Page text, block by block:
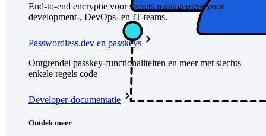
End-to-end encryptie voor secrets management voor
development-, DevOps- en IT-teams.
Passwordless.dev en passkeys
Ontgrendel passkey-functionaliteiten en meer met slechts
enkele regels code
Developer-documentatie
Ontdek meer